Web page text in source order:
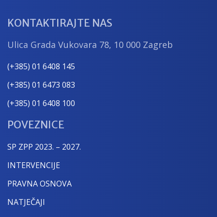
KONTAKTIRAJTE NAS
Ulica Grada Vukovara 78, 10 000 Zagreb
(+385) 01 6408 145
(+385) 01 6473 083
(+385) 01 6408 100
POVEZNICE
SP ZPP 2023. – 2027.
INTERVENCIJE
PRAVNA OSNOVA
NATJEČAJI